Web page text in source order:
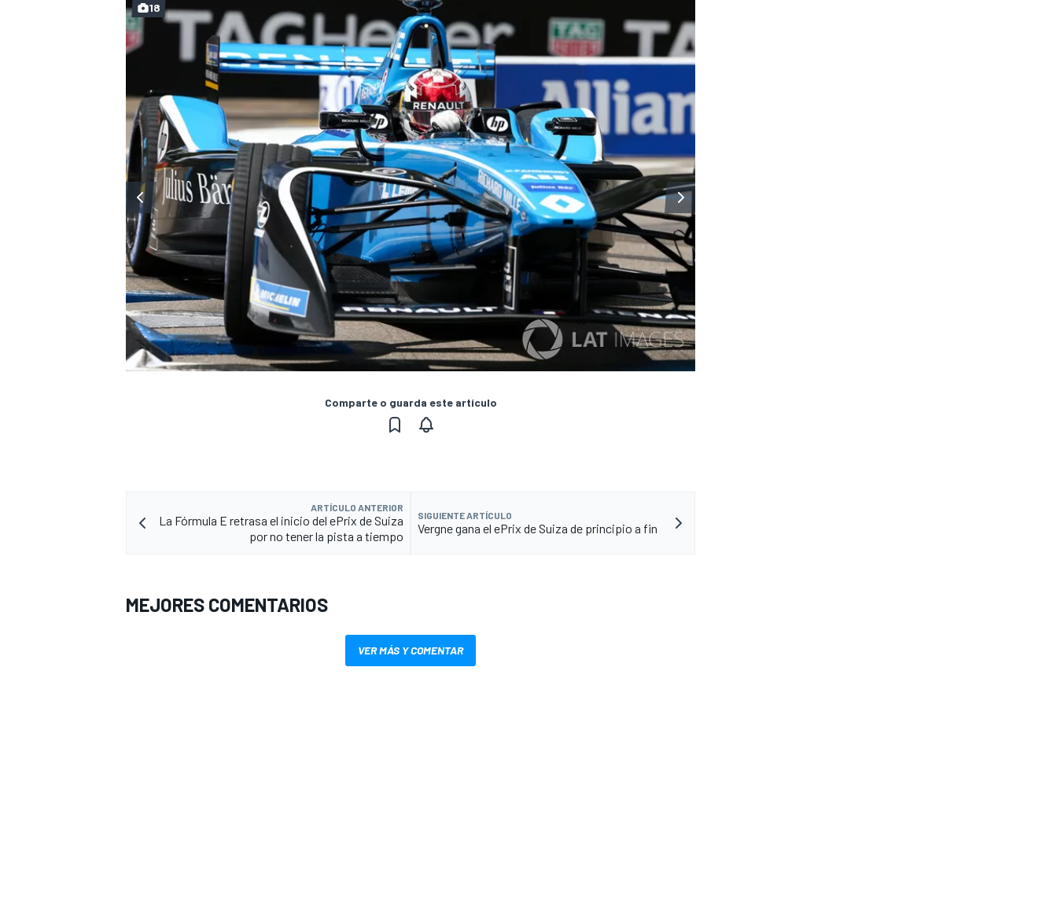
18
Comparte o guarda este artículo
ARTÍCULO ANTERIOR
La Fórmula E retrasa el inicio del ePrix de Suiza
por no tener la pista a tiempo
SIGUIENTE ARTÍCULO
Vergne gana el ePrix de Suiza de principio a fin
MEJORES COMENTARIOS
VER MÁS Y COMENTAR